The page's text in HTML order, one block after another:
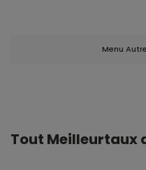
Menu
Tout Meilleurtaux